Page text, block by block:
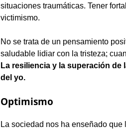
situaciones traumáticas. Tener
victimismo.
No se trata de un pensamiento
saludable lidiar con la tristeza;
La resiliencia y la superación de
del yo.
Optimismo
La sociedad nos ha enseñado